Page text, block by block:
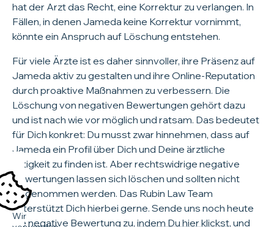
hat der Arzt das Recht, eine Korrektur zu verlangen. In
Fällen, in denen Jameda keine Korrektur vornimmt,
könnte ein Anspruch auf Löschung entstehen.
Für viele Ärzte ist es daher sinnvoller, ihre Präsenz auf
Jameda aktiv zu gestalten und ihre Online-Reputation
durch proaktive Maßnahmen zu verbessern. Die
Löschung von negativen Bewertungen gehört dazu
und ist nach wie vor möglich und ratsam. Das bedeutet
für Dich konkret: Du musst zwar hinnehmen, dass auf
Jameda ein Profil über Dich und Deine ärztliche
Tätigkeit zu finden ist. Aber rechtswidrige negative
Bewertungen lassen sich löschen und sollten nicht
hingenommen werden. Das Rubin Law Team
unterstützt Dich hierbei gerne. Sende uns noch heute
die negative Bewertung zu, indem Du hier klickst, und
Wir